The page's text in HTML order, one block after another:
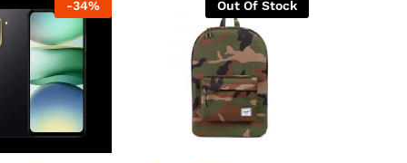
-34% Out Of Stock